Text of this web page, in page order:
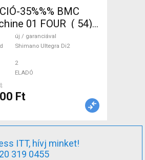
35%%% BMC
01 FOUR ( 54)
Triatlon Shimano
tárcsafék új /
ELADÓ
új / garanciával
Shimano Ultegra Di2
2
ELADÓ
Ft
ITT, hívj minket!
319 0455